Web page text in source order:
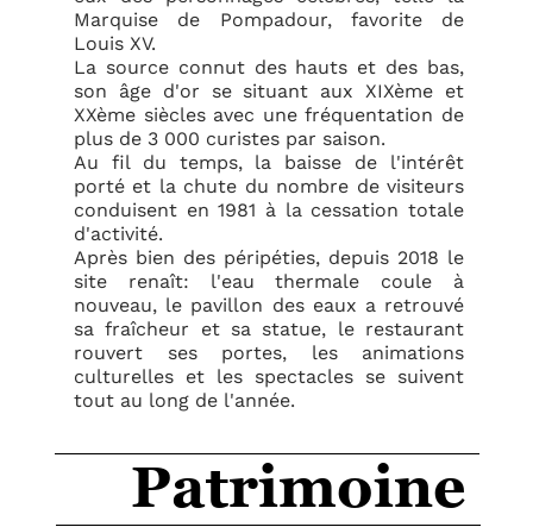
Marquise de Pompadour, favorite de
Louis XV.
La source connut des hauts et des bas,
son âge d'or se situant aux XIXème et
XXème siècles avec une fréquentation de
plus de 3 000 curistes par saison.
Au fil du temps, la baisse de l'intérêt
porté et la chute du nombre de visiteurs
conduisent en 1981 à la cessation totale
d'activité.
Après bien des péripéties, depuis 2018 le
site renaît: l'eau thermale coule à
nouveau, le pavillon des eaux a retrouvé
sa fraîcheur et sa statue, le restaurant
rouvert ses portes, les animations
culturelles et les spectacles se suivent
tout au long de l'année.
Patrimoine